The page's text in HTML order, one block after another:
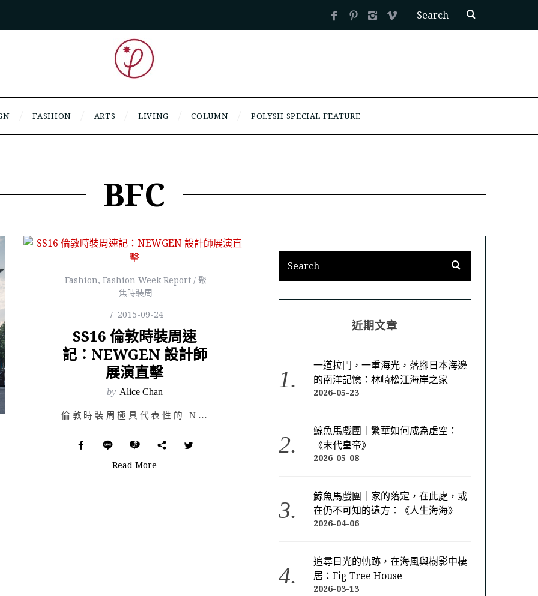
FASHION ARTS LIVING COLUMN POLYSH SPECIAL FEATURE
BFC
Fashion, Fashion Week Report / 聚
焦時裝周
2015-09-24
SS16 倫敦時裝周速
記：NEWGEN 設計師
展演直擊
by Alice Chan
倫敦時裝周極具代表性的 NEWGEN（New Generation）發表，是英國時裝協會（British Fashion Council）提倡新銳設計師的方案，以 VOGUE USA 知名編輯 Sarah Mower MBE 主導，帶領時裝產業各領域的重量級人物，包含媒體、造型師、市場行銷與商業顧問，每季選出幾位不同年輕設計師，以贊助秀場、展演的方式表達英國時裝協會對新銳設計師的支持。自 1993 年方案成立以來，英國現今許多設計師包含已故鬼才 Alexander McQueen，第一線設計師 Christopher Kane、Erdem、Jonathan Saunders，再到近兩三年備受矚目的 J.W. Anderson、Mary Katrantzou 與 Simone Rocha，皆曾為 NEWGEN 方案裡的佼佼者。
Read More
近期文章
一道拉門，一重海光，落腳日本海邊
的南洋記憶：林崎松江海岸之家
2026-05-23
鯨魚馬戲團｜繁華如何成為虛空：
《末代皇帝》
2026-05-08
鯨魚馬戲團｜家的落定，在此處，或
在仍不可知的遠方：《人生海海》
2026-04-06
追尋日光的軌跡，在海風與樹影中棲
居：Fig Tree House
2026-03-13